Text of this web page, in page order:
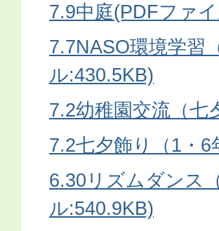
7.9中庭(PDFファ
7.7NASO環境学習
ル:430.5KB)
7.2幼稚園交流（七
7.2七夕飾り（1・
6.30リズムダンス
ル:540.9KB)